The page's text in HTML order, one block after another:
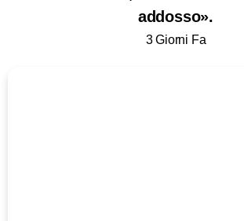
addosso».
3 Giorni Fa